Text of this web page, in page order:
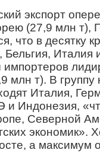
экспорт
(27,9 млн т),
что в десятку
Бельгия,
т). В группу
Италия,
Индонезия,
Северной
экономик».
а максимум